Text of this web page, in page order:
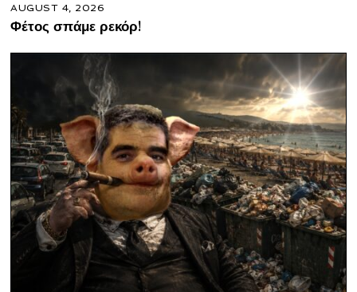
AUGUST 4, 2026
Φέτος σπάμε ρεκόρ!